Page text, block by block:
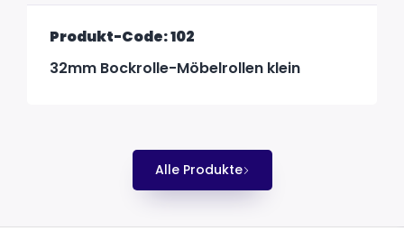
Produkt-Code: 102
32mm Bockrolle-Möbelrollen klein
Alle Produkte